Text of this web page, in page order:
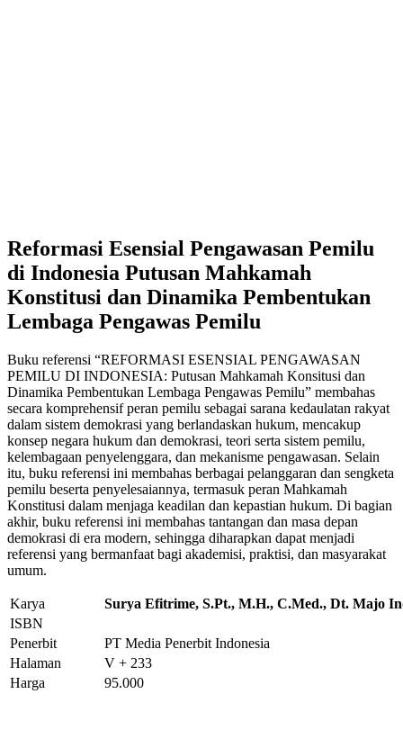
Reformasi Esensial Pengawasan Pemilu
di Indonesia Putusan Mahkamah
Konstitusi dan Dinamika Pembentukan
Lembaga Pengawas Pemilu
Buku referensi “REFORMASI ESENSIAL PENGAWASAN
PEMILU DI INDONESIA: Putusan Mahkamah Konsitusi dan
Dinamika Pembentukan Lembaga Pengawas Pemilu” membahas
secara komprehensif peran pemilu sebagai sarana kedaulatan rakyat
dalam sistem demokrasi yang berlandaskan hukum, mencakup
konsep negara hukum dan demokrasi, teori serta sistem pemilu,
kelembagaan penyelenggara, dan mekanisme pengawasan. Selain
itu, buku referensi ini membahas berbagai pelanggaran dan sengketa
pemilu beserta penyelesaiannya, termasuk peran Mahkamah
Konstitusi dalam menjaga keadilan dan kepastian hukum. Di bagian
akhir, buku referensi ini membahas tantangan dan masa depan
demokrasi di era modern, sehingga diharapkan dapat menjadi
referensi yang bermanfaat bagi akademisi, praktisi, dan masyarakat
umum.
Karya
Surya Efitrime, S.Pt., M.H., C.Med., Dt. Majo
ISBN
Penerbit
PT Media Penerbit Indonesia
Halaman
V + 233
Harga
95.000